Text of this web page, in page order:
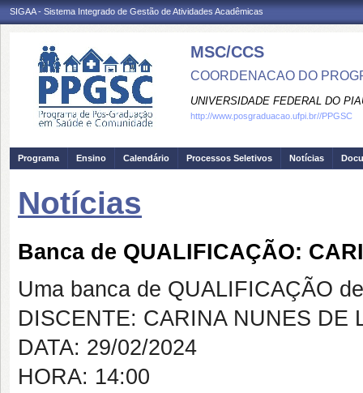
SIGAA - Sistema Integrado de Gestão de Atividades Acadêmicas
MSC/CCS
COORDENACAO DO
UNIVERSIDADE FEDERAL DO
http://www.posgraduacao.ufpi.br//PPGSC
Programa Ensino Calendário Processos Seletivos Notícias
Notícias
Banca de QUALIFICAÇÃO:
Uma banca de QUALIFICAÇÃO
DISCENTE: CARINA NUNES DE
DATA: 29/02/2024
HORA: 14:00